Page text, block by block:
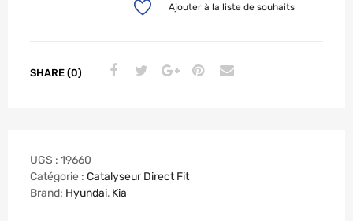
Ajouter à la liste de souhaits
SHARE (0)
UGS : 19660
Catégorie : Catalyseur Direct Fit
Brand: Hyundai, Kia